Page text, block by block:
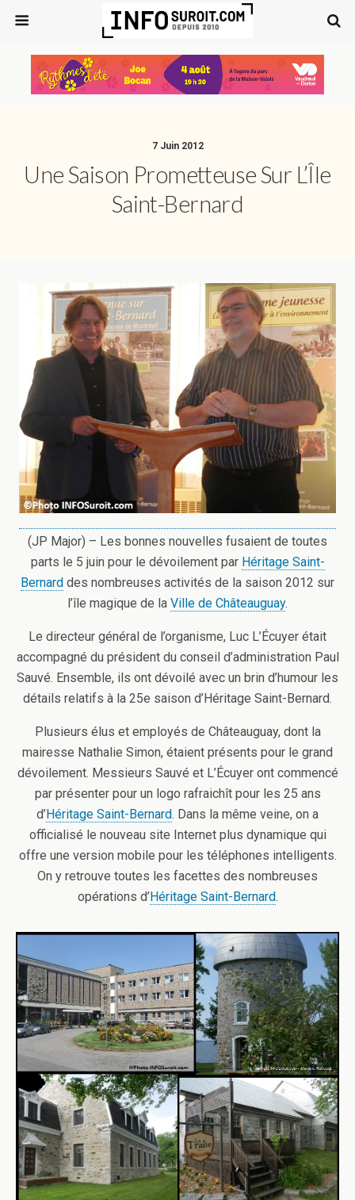
7 Juin 2012
Une Saison Prometteuse Sur L’Île
Saint-Bernard
(JP Major) – Les bonnes nouvelles fusaient de toutes
parts le 5 juin pour le dévoilement par Héritage Saint-
Bernard des nombreuses activités de la saison 2012 sur
l’île magique de la Ville de Châteauguay.
Le directeur général de l’organisme, Luc L’Écuyer était
accompagné du président du conseil d’administration Paul
Sauvé. Ensemble, ils ont dévoilé avec un brin d’humour les
détails relatifs à la 25e saison d’Héritage Saint-Bernard.
Plusieurs élus et employés de Châteauguay, dont la
mairesse Nathalie Simon, étaient présents pour le grand
dévoilement. Messieurs Sauvé et L’Écuyer ont commencé
par présenter pour un logo rafraichît pour les 25 ans
d’Héritage Saint-Bernard. Dans la même veine, on a
officialisé le nouveau site Internet plus dynamique qui
offre une version mobile pour les téléphones intelligents.
On y retrouve toutes les facettes des nombreuses
opérations d’Héritage Saint-Bernard.